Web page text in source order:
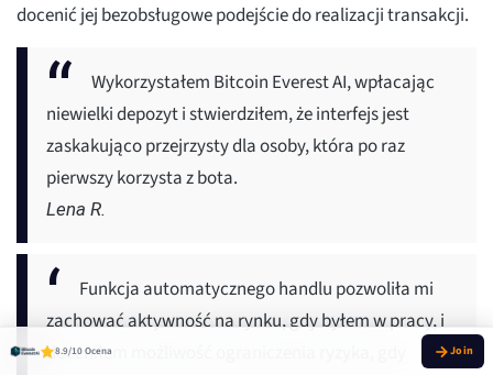
docenić jej bezobsługowe podejście do realizacji transakcji.
Wykorzystałem Bitcoin Everest AI, wpłacając
niewielki depozyt i stwierdziłem, że interfejs jest
zaskakująco przejrzysty dla osoby, która po raz
pierwszy korzysta z bota.
Lena R.
Funkcja automatycznego handlu pozwoliła mi
zachować aktywność na rynku, gdy byłem w pracy, i
doceniłem możliwość ograniczenia ryzyka, gdy
8.9/10 Ocena